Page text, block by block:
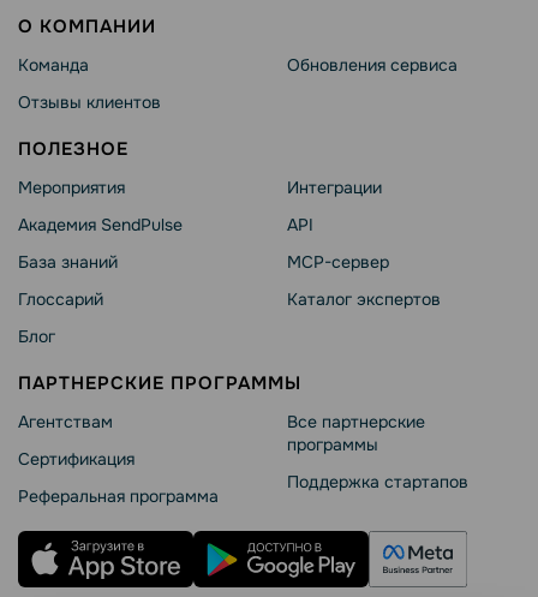
О КОМПАНИИ
Команда
Отзывы клиентов
Обновления сервиса
ПОЛЕЗНОЕ
Мероприятия
Академия SendPulse
База знаний
Глоссарий
Блог
Интеграции
API
MCP-сервер
Каталог экспертов
ПАРТНЕРСКИЕ ПРОГРАММЫ
Агентствам
Сертификация
Реферальная программа
Все партнерские
программы
Поддержка стартапов